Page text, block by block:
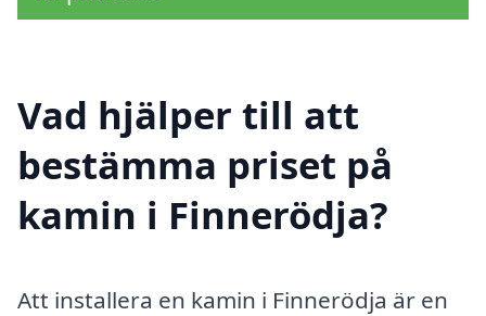
Vad hjälper till att
bestämma priset på
kamin i Finnerödja?
Att installera en kamin i Finnerödja är en